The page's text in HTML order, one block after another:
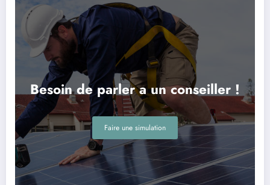
Besoin de parler a un conseiller !
Faire une simulation